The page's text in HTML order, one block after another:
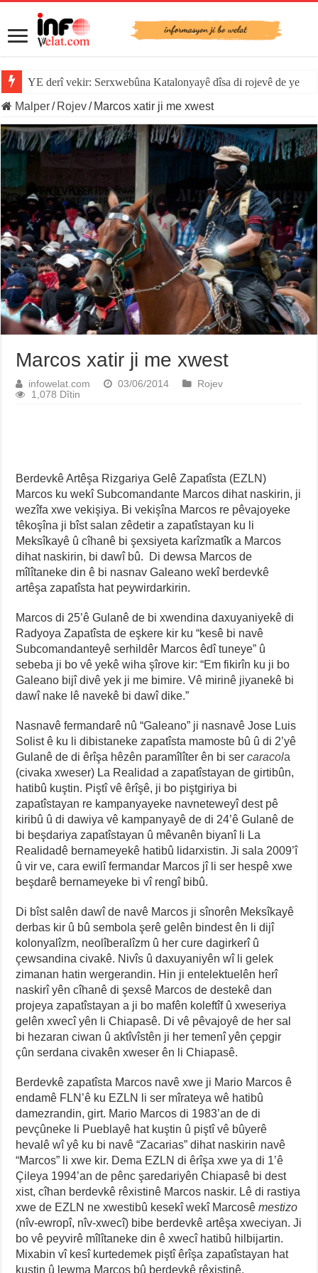
YE derî vekir: Serxwebûna Katalonyayê dîsa di rojevê de ye
Malper/ Rojev/ Marcos xatir ji me xwest
Marcos xatir ji me xwest
infowelat.com 03/06/2014
Rojev
1,078 Dîtin
Berdevkê Artêşa Rizgariya Gelê Zapatîsta (EZLN)
Marcos ku wekî Subcomandante Marcos dihat naskirin, ji
wezîfa xwe vekişiya. Bi vekişîna Marcos re pêvajoyeke
têkoşîna ji bîst salan zêdetir a zapatîstayan ku li
Meksîkayê û cîhanê bi şexsiyeta karîzmatîk a Marcos
dihat naskirin, bi dawî bû. Di dewsa Marcos de
mîlîtaneke din ê bi nasnav Galeano wekî berdevkê
artêşa zapatîsta hat peywirdarkirin.
Marcos di 25’ê Gulanê de bi xwendina daxuyaniyekê di
Radyoya Zapatîsta de eşkere kir ku “kesê bi navê
Subcomandanteyê serhildêr Marcos êdî tuneye” û
sebeba ji bo vê yekê wiha şîrove kir: “Em fikirîn ku ji bo
Galeano bijî divê yek ji me bimire. Vê mirinê jiyanekê bi
dawî nake lê navekê bi dawî dike.”
Nasnavê fermandarê nû “Galeano” ji nasnavê Jose Luis
Solist ê ku li dibistaneke zapatîsta mamoste bû û di 2’yê
Gulanê de di êrîşa hêzên paramîlîter ên bi sercaracola
(civaka xweser) La Realidad a zapatîstayan de girtibûn,
hatibû kuştin. Piştî vê êrîşê, ji bo piştgiriya bi
zapatîstayan re kampanyayeke navneteweyî dest pê
kiribû û di dawiya vê kampanyayê de di 24’ê Gulanê de
bi beşdariya zapatîstayan û mêvanên biyanî li La
Realidadê bernameyekê hatibû lidarxistin. Ji sala 2009’î
û vir ve, cara ewilî fermandar Marcos jî li ser hespê xwe
beşdarê bernameyeke bi vî rengî bibû.
Di bîst salên dawî de navê Marcos ji sînorên Meksîkayê
derbas kir û bû sembola şerê gelên bindest ên li dijî
kolonyalîzm, neolîberalîzm û her cure dagirkerî û
çewsandina civakê. Nivîs û daxuyaniyên wî li gelek
zimanan hatin wergerandin. Hin ji entelektuelên herî
naskirî yên cîhanê di şexsê Marcos de destekê dan
projeya zapatîstayan a ji bo mafên koleftîf û xweseriya
gelên xwecî yên li Chiapasê. Di vê pêvajoyê de her sal
bi hezaran ciwan û aktîvîstên ji her temenî yên çepgir
çûn serdana civakên xweser ên li Chiapasê.
Berdevkê zapatîsta Marcos navê xwe ji Mario Marcos ê
endamê FLN’ê ku EZLN li ser mîrateya wê hatibû
damezrandin, girt. Mario Marcos di 1983’an de di
pevçûneke li Pueblayê hat kuştin û piştî vê bûyerê
hevalê wî yê ku bi navê “Zacarias” dihat naskirin navê
“Marcos” li xwe kir. Dema EZLN di êrîşa xwe ya di 1’ê
Çileya 1994’an de pênc şaredariyên Chiapasê bi dest
xist, cîhan berdevkê rêxistinê Marcos naskir. Lê di rastiya
xwe de EZLN ne xwestibû kesekî wekî Marcosêmestizo
(nîv-ewropî, nîv-xwecî) bibe berdevkê artêşa xweciyan. Ji
bo vê peyvirê mîlîtaneke din ê xwecî hatibû hilbijartin.
Mixabin vî kesî kurtedemek piştî êrîşa zapatîstayan hat
kuştin û lewma Marcos bû berdevkê rêxistinê.